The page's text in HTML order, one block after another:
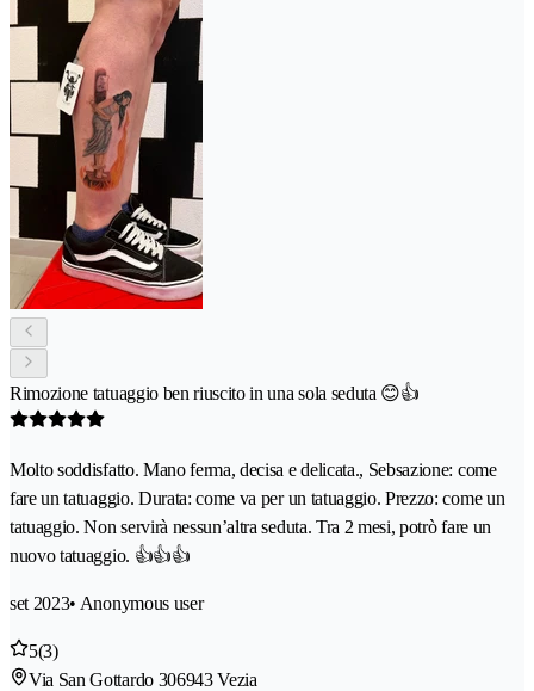
Rimozione tatuaggio ben riuscito in una sola seduta 😊👍
Molto soddisfatto. Mano ferma, decisa e delicata., Sebsazione: come
fare un tatuaggio. Durata: come va per un tatuaggio. Prezzo: come un
tatuaggio. Non servirà nessun’altra seduta. Tra 2 mesi, potrò fare un
nuovo tatuaggio. 👍👍👍
set 2023• Anonymous user
5(3)
Via San Gottardo 306943 Vezia